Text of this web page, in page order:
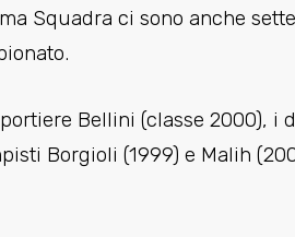
Squadra ci sono anche
Bellini (classe 2000), i
Borgioli (1999) e Malih